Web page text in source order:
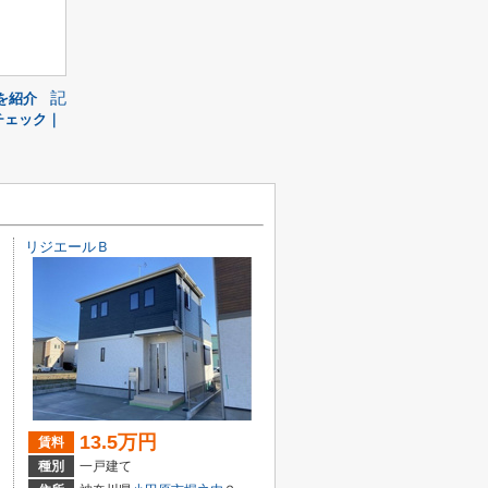
紹介
記
ック｜
リジエールＢ
賃料 13.5万円
種別
一戸建て